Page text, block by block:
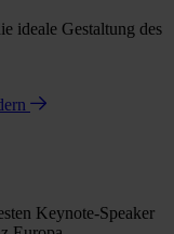
ideale Gestaltung des
Keynote-Speaker